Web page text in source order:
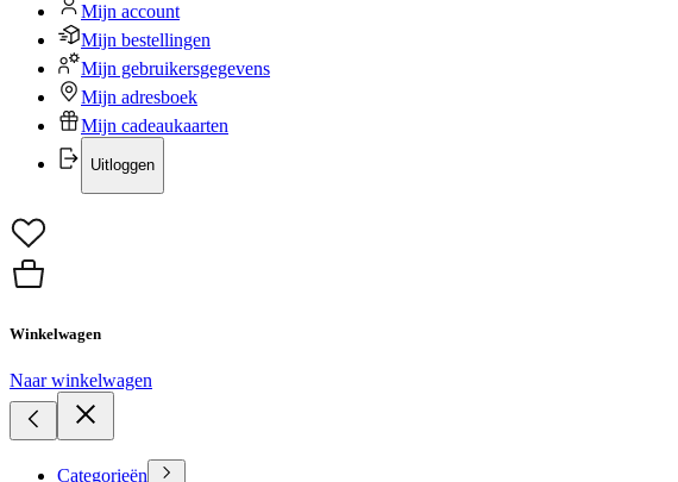
Mijn account
Mijn bestellingen
Mijn gebruikersgegevens
Mijn adresboek
Mijn cadeaukaarten
Uitloggen
Winkelwagen
Naar winkelwagen
Categorieën